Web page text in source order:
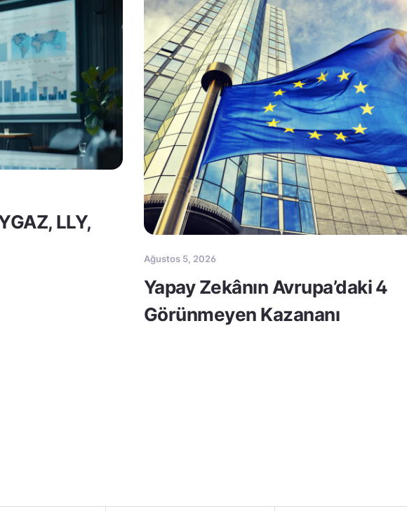
LLY,
Ağustos 5, 2026
Yapay Zekânın Avrupa’daki 4
Görünmeyen Kazananı